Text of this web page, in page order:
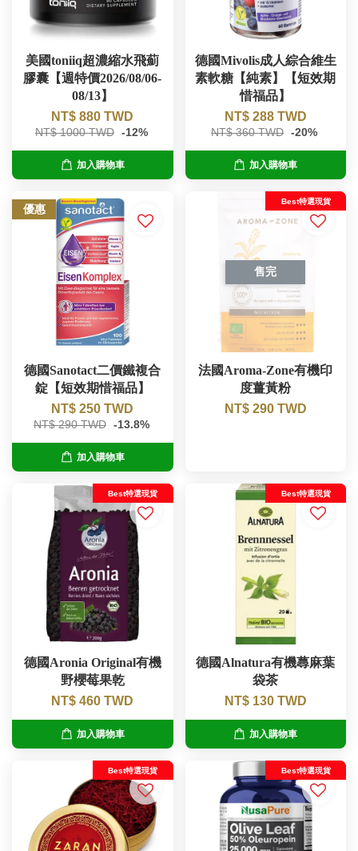
美國toniiq超濃縮水飛薊
膠囊【週特價2026/08/06-
08/13】
NT$ 880 TWD
NT$ 1000 TWD -12%
加入購物車
德國Mivolis成人綜合維生
素軟糖【純素】【短效期
惜福品】
NT$ 288 TWD
NT$ 360 TWD -20%
加入購物車
優惠
德國Sanotact二價鐵複合
錠【短效期惜福品】
NT$ 250 TWD
NT$ 290 TWD -13.8%
加入購物車
售完
Best特選現貨
法國Aroma-Zone有機印
度薑黃粉
NT$ 290 TWD
Best特選現貨
德國Aronia Original有機
野櫻莓果乾
NT$ 460 TWD
加入購物車
Best特選現貨
德國Alnatura有機蕁麻葉
袋茶
NT$ 130 TWD
加入購物車
Best特選現貨 Best特選現貨